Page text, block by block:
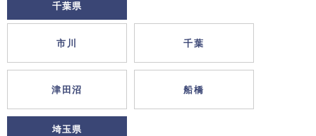
千葉県
市川 千葉
津田沼 船橋
埼玉県